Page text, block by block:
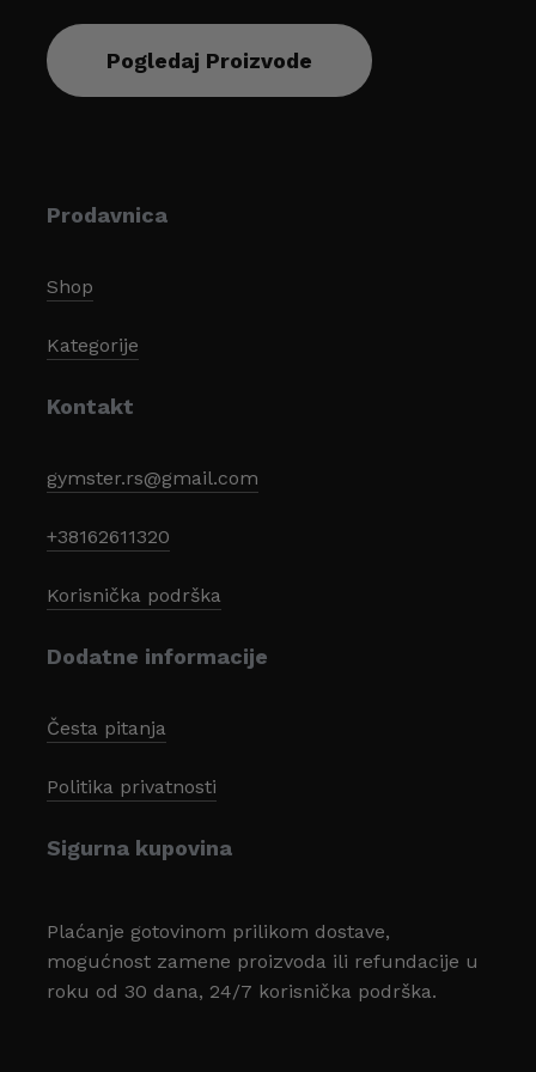
Pogledaj Proizvode
Prodavnica
Shop
Kategorije
Kontakt
gymster.rs@gmail.com
+38162611320
Korisnička podrška
Dodatne informacije
Česta pitanja
Politika privatnosti
Sigurna kupovina
Plaćanje gotovinom prilikom dostave,
mogućnost zamene proizvoda ili refundacije u
roku od 30 dana, 24/7 korisnička podrška.